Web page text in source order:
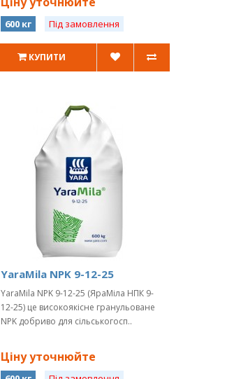
600 кг Під замовлення
КУПИТИ
YaraMila NPK 9-12-25
YaraMila NPK 9-12-25 (ЯраМіла НПК 9-
12-25) це високоякісне гранульоване
NPK добриво для сільськогосп..
Ціну уточнюйте